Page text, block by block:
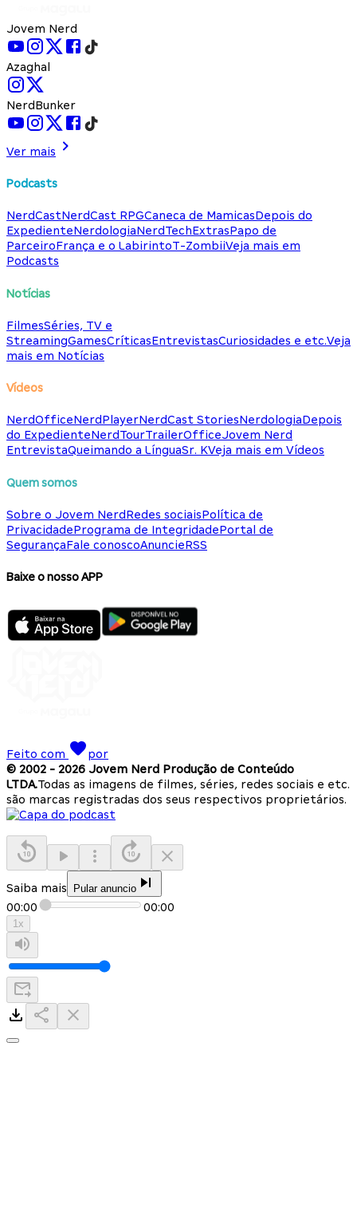
Jovem Nerd
Azaghal
NerdBunker
Ver mais
Podcasts
NerdCastNerdCast RPGCaneca de MamicasDepois do
ExpedienteNerdologiaNerdTechExtrasPapo de
ParceiroFrança e o LabirintoT-ZombiiVeja mais em
Podcasts
Notícias
FilmesSéries, TV e
StreamingGamesCríticasEntrevistasCuriosidades e etc.Veja
mais em Notícias
Vídeos
NerdOfficeNerdPlayerNerdCast StoriesNerdologiaDepois
do ExpedienteNerdTourTrailerOfficeJovem Nerd
EntrevistaQueimando a LínguaSr. KVeja mais em Vídeos
Quem somos
Sobre o Jovem NerdRedes sociaisPolítica de
PrivacidadePrograma de IntegridadePortal de
SegurançaFale conoscoAnuncieRSS
Baixe o nosso APP
Feito com
por
© 2002 - 2026 Jovem Nerd Produção de Conteúdo
LTDA.Todas as imagens de filmes, séries, redes sociais e etc.
são marcas registradas dos seus respectivos proprietários.
Saiba mais Pular anuncio
00:00 00:00
1x